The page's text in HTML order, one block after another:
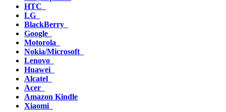
HTC
LG
BlackBerry
Google
Motorola
Nokia/Microsoft
Lenovo
Huawei
Alcatel
Acer
Amazon Kindle
Xiaomi